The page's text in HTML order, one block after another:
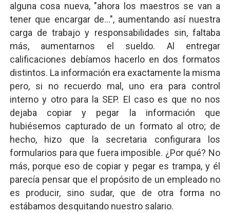
alguna cosa nueva, "ahora los maestros se van a
tener que encargar de...", aumentando así nuestra
carga de trabajo y responsabilidades sin, faltaba
más, aumentarnos el sueldo. Al entregar
calificaciones debíamos hacerlo en dos formatos
distintos. La información era exactamente la misma
pero, si no recuerdo mal, uno era para control
interno y otro para la SEP. El caso es que no nos
dejaba copiar y pegar la información que
hubiésemos capturado de un formato al otro; de
hecho, hizo que la secretaria configurara los
formularios para que fuera imposible. ¿Por qué? No
más, porque eso de copiar y pegar es trampa, y él
parecía pensar que el propósito de un empleado no
es producir, sino sudar, que de otra forma no
estábamos desquitando nuestro salario.